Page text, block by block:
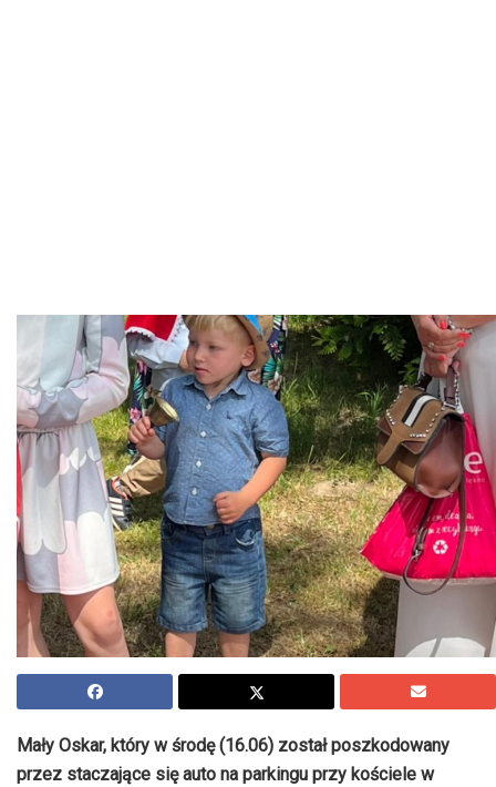
Mały Oskar, który w środę (16.06) został poszkodowany
przez staczające się auto na parkingu przy kościele w